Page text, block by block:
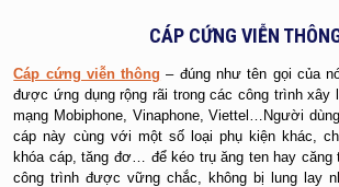
CÁP CỨNG VIỄN
Cáp cứng viễn thông – đúng như tên gọi của
được ứng dụng rộng rãi trong các công trình xây
mạng Mobiphone, Vinaphone, Viettel…Người
cáp này cùng với một số loại phụ kiện khác,
khóa cáp, tăng đơ… để kéo trụ ăng ten hay căng
công trình được vững chắc, không bị lung lay